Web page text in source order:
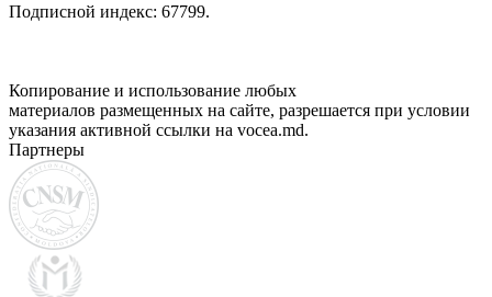
Подписной индекс: 67799.
Копирование и использование любых
материалов размещенных на сайте, разрешается при условии
указания активной ссылки на vocea.md.
Партнеры